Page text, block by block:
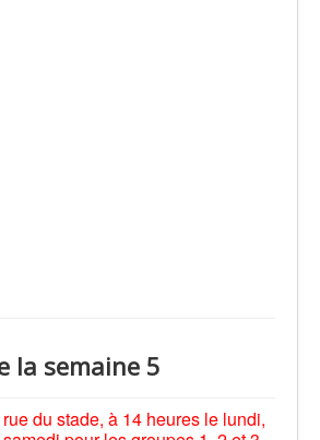
la semaine 5
du stade, à 14 heures le lundi,